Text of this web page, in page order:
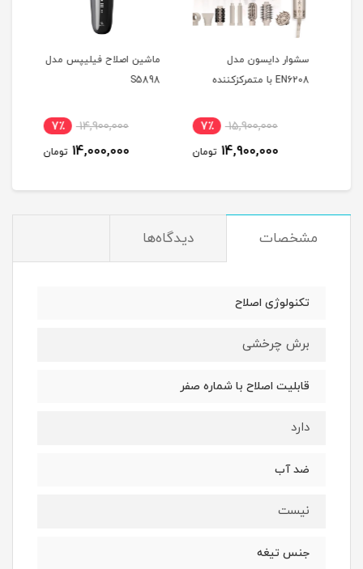
سشوار دایسون مدل
EN6208 با متمرکزکننده
15,900,000 7٪
14,900,000 تومان
ماشین اصلاح فیلیپس مدل
S5898
14,900,000 7٪
14,000,000 تومان
مشخصات دیدگاه‌ها
تکنولوژی اصلاح
برش چرخشی
قابلیت اصلاح با شماره صفر
دارد
ضد آب
نیست
جنس تیغه